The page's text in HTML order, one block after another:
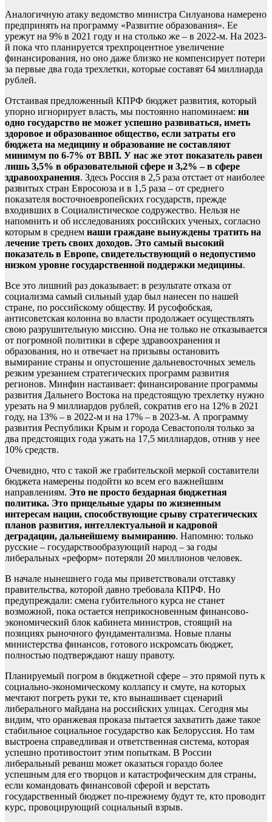
Аналогичную атаку ведомство министра Силуанова намерено
предпринять на программу «Развитие образования». Ее
урежут на 9% в 2021 году и на столько же – в 2022-м. На 2023-
й пока что планируется трехпроцентное увеличение
финансирования, но оно даже близко не компенсирует потери
за первые два года трехлетки, которые составят 64 миллиарда
рублей.
Отстаивая предложенный КПРФ бюджет развития, который
упорно игнорирует власть, мы постоянно напоминаем: ни
одно государство не может успешно развиваться, иметь
здоровое и образованное общество, если затраты его
бюджета на медицину и образование не составляют
минимум по 6-7% от ВВП. У нас же этот показатель равен
лишь 3,5% в образовательной сфере и 3,2% – в сфере
здравоохранения. Здесь Россия в 2,5 раза отстает от наиболее
развитых стран Евросоюза и в 1,5 раза – от среднего
показателя восточноевропейских государств, прежде
входивших в Социалистическое содружество. Нельзя не
напомнить и об исследованиях российских ученых, согласно
которым в среднем наши граждане вынуждены тратить на
лечение треть своих доходов. Это самый высокий
показатель в Европе, свидетельствующий о недопустимо
низком уровне государственной поддержки медицины.
Все это лишний раз доказывает: в результате отказа от
социализма самый сильный удар был нанесен по нашей
стране, по российскому обществу. И русофобская,
антисоветская колонна во власти продолжает осуществлять
свою разрушительную миссию. Она не только не отказывается
от погромной политики в сфере здравоохранения и
образования, но и отвечает на призывы остановить
вымирание страны и опустошение дальневосточных земель
резким урезанием стратегических программ развития
регионов. Минфин настаивает: финансирование программы
развития Дальнего Востока на предстоящую трехлетку нужно
урезать на 9 миллиардов рублей, сократив его на 12% в 2021
году, на 13% – в 2022-м и на 17% – в 2023-м. А программу
развития Республики Крым и города Севастополя только за
два предстоящих года ужать на 17,5 миллиардов, отняв у нее
10% средств.
Очевидно, что с такой же грабительской меркой составители
бюджета намерены подойти ко всем его важнейшим
направлениям. Это не просто бездарная бюджетная
политика. Это прицельные удары по жизненным
интересам нации, способствующие срыву стратегических
планов развития, интеллектуальной и кадровой
деградации, дальнейшему вымиранию. Напомню: только
русские – государствообразующий народ – за годы
либеральных «реформ» потеряли 20 миллионов человек.
В начале нынешнего года мы приветствовали отставку
правительства, которой давно требовала КПРФ. Но
предупреждали: смена губительного курса не станет
возможной, пока остается неприкосновенным финансово-
экономический блок кабинета министров, стоящий на
позициях рыночного фундаментализма. Новые планы
министерства финансов, готового искромсать бюджет,
полностью подтверждают нашу правоту.
Планируемый погром в бюджетной сфере – это прямой путь к
социально-экономическому коллапсу и смуте, на которых
мечтают погреть руки те, кто вынашивает сценарий
либерального майдана на российских улицах. Сегодня мы
видим, что оранжевая проказа пытается захватить даже такое
стабильное социальное государство как Белоруссия. Но там
выстроена справедливая и ответственная система, которая
успешно противостоит этим попыткам. В России
либеральный реванш может оказаться гораздо более
успешным для его творцов и катастрофическим для страны,
если командовать финансовой сферой и верстать
государственный бюджет по-прежнему будут те, кто проводит
курс, провоцирующий социальный взрыв.